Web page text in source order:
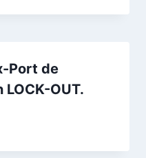
Port de
OUT.